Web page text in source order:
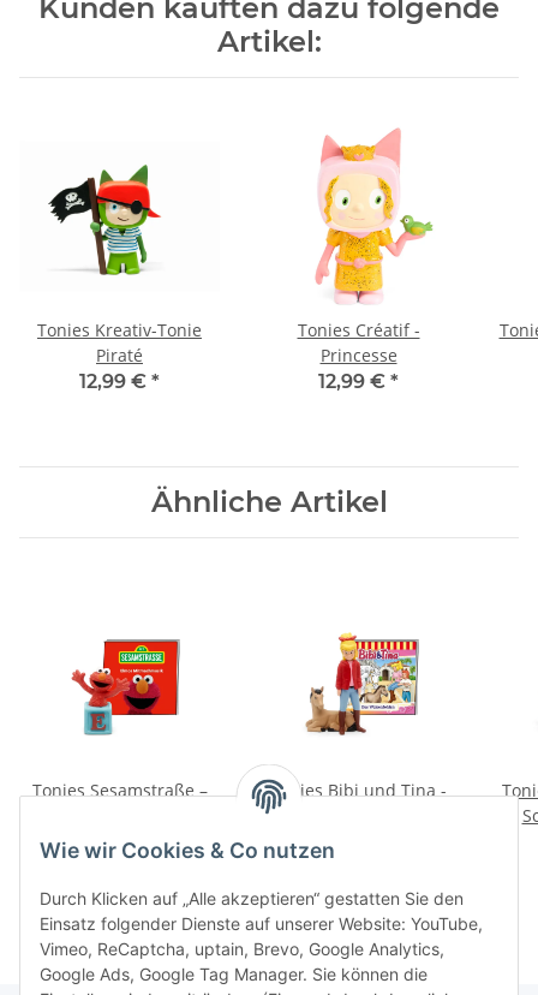
Wie wir Cookies & Co nutzen
Durch Klicken auf „Alle akzeptieren“ gestatten Sie den
Einsatz folgender Dienste auf unserer Website: YouTube,
Vimeo, ReCaptcha, uptain, Brevo, Google Analytics,
Google Ads, Google Tag Manager. Sie können die
Kunden kauften dazu folgende
Artikel:
Tonies Kreativ-Tonie
Piraté
12,99 € *
Tonies Créatif -
Princesse
12,99 € *
Ähnliche Artikel
Tonies Sesamstraße –
16,99 € *
Tonies Bibi und Tina -
16,99 €